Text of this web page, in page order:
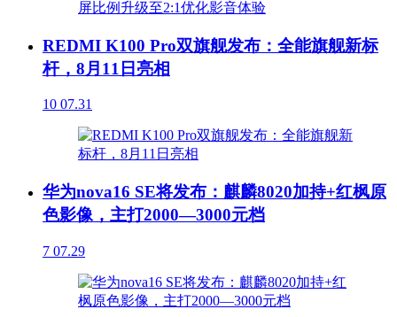
REDMI K100 Pro双旗舰发布：全能旗舰新标
杆，8月11日亮相
10 07.31
华为nova16 SE将发布：麒麟8020加持+红枫原
色影像，主打2000—3000元档
7 07.29